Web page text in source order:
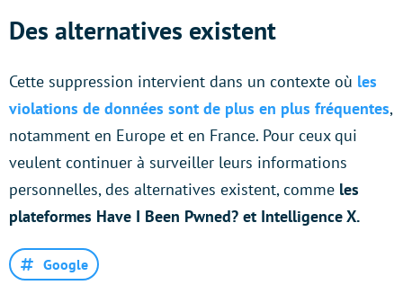
Des alternatives existent
Cette suppression intervient dans un contexte où les
violations de données sont de plus en plus fréquentes,
notamment en Europe et en France. Pour ceux qui
veulent continuer à surveiller leurs informations
personnelles, des alternatives existent, comme les
plateformes Have I Been Pwned? et Intelligence X.
Google